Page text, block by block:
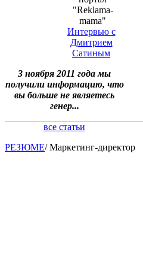
"Reklama-
mama"
Интервью с
Дмитрием
Сатиным
3 ноября 2011 года мы
получили информацию, что
вы больше не являетесь
генер...
все статьи
РЕЗЮМЕ/ Маркетинг-директор